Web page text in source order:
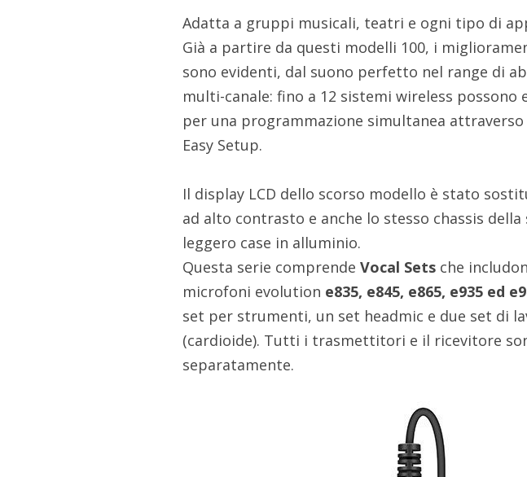
Adatta a gruppi musicali, teatri e ogni tipo di
Già a partire da questi modelli 100, i
sono evidenti, dal suono perfetto nel range di
multi-canale: fino a 12 sistemi wireless possono
per una programmazione simultanea
Easy Setup.
Il display LCD dello scorso modello è stato
ad alto contrasto e anche lo stesso chassis
leggero case in alluminio.
Questa serie comprendeVocal Sets che
microfoni evolution e835, e845, e865, e935 ed
set per strumenti, un set headmic e due set di
(cardioide). Tutti i trasmettitori e il ricevitore
separatamente.